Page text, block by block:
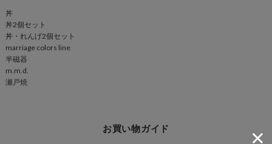
丼
丼2個セット
丼・れんげ2個セット
marriage colors line
半磁器
m.m.d.
瀬戸焼
お買い物ガイド